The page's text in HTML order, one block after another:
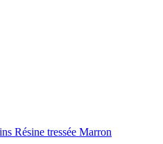
Résine tressée Marron